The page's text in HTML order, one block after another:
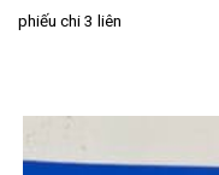
phiếu chi 3 liên